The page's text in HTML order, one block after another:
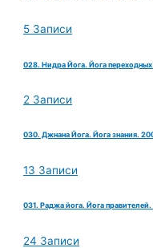
5 Записи
028. Нидра Йога. Йога
2 Записи
030. Джнана Йога. Йога знания.
13 Записи
031. Раджа йога. Йога
24 Записи